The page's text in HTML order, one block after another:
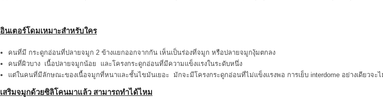
อินเตอร์โดมเหมาะสำหรับใคร
คนที่มี กระดูกอ่อนที่ปลายจมูก 2 ข้างแยกออกจากกัน เห็นเป็นร่องที่จมูก หรือปลายจมูกงุ้มตกลง
คนที่ผิวบาง เนื้อปลายจมูกน้อย และโครงกระดูกอ่อนที่มีความแข็งแรงในระดับหนึ่ง
แต่ในคนที่มีลักษณะของเนื้อจมูกที่หนาและชั้นไขมันเยอะ มักจะมีโครงกระดูกอ่อนที่ไม่แข็งแรงพอ การเย็บ interdome อย่างเดียวจะ
เสริมจมูกด้วยซิลิโคนมาแล้ว สามารถทำได้ไหม